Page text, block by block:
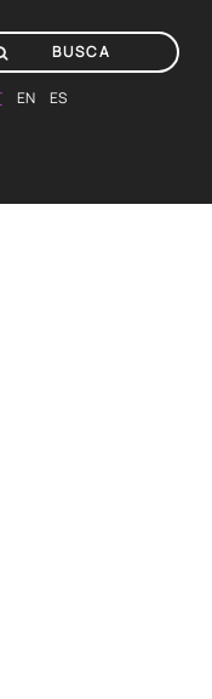
EN ES